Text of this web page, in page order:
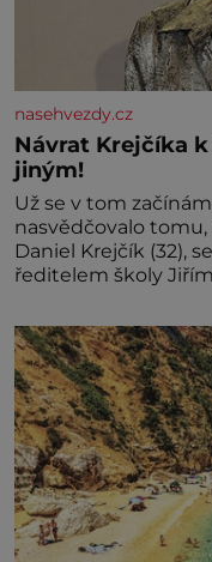
nasehvezdy.cz
Návrat Krejčíka k
jiným!
Už se v tom
nasvědčovalo tomu,
Daniel Krejčík (32),
ředitelem školy